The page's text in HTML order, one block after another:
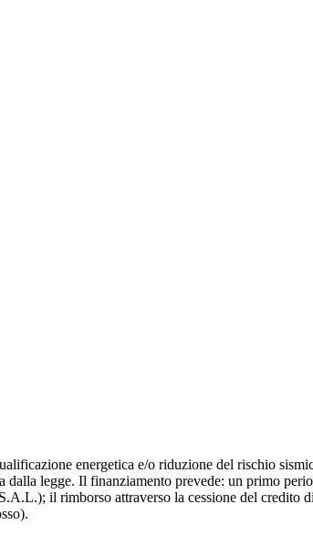
energetica e/o riduzione del rischio
legge. Il finanziamento prevede: un primo
il rimborso attraverso la cessione del credito